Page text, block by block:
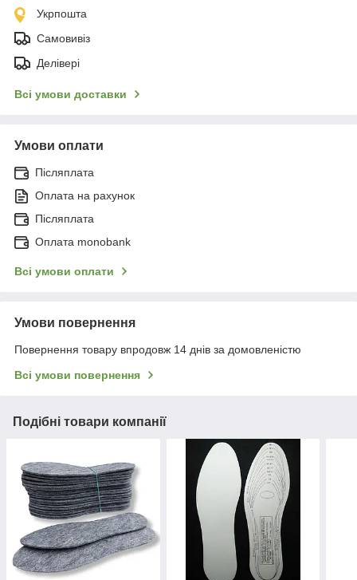
Укрпошта
Самовивіз
Делівері
Всі умови доставки
Умови оплати
Післяплата
Оплата на рахунок
Післяплата
Оплата monobank
Всі умови оплати
Умови повернення
Повернення товару впродовж 14 днів за домовленістю
Всі умови повернення
Подібні товари компанії